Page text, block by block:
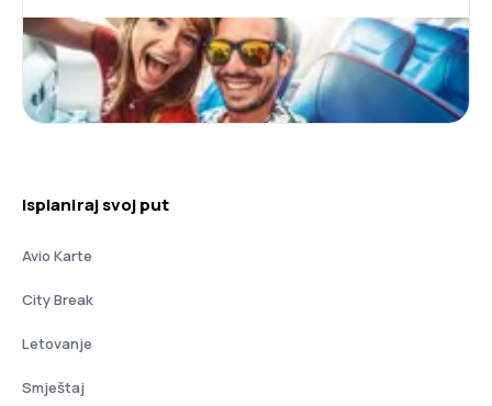
Isplaniraj svoj put
Avio Karte
City Break
Letovanje
Smještaj